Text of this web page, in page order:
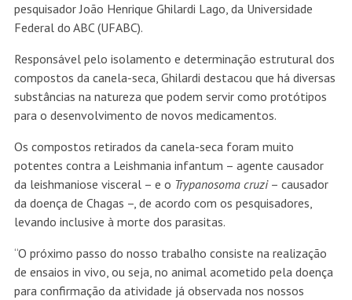
pesquisador João Henrique Ghilardi Lago, da Universidade
Federal do ABC (UFABC).
Responsável pelo isolamento e determinação estrutural dos
compostos da canela-seca, Ghilardi destacou que há diversas
substâncias na natureza que podem servir como protótipos
para o desenvolvimento de novos medicamentos.
Os compostos retirados da canela-seca foram muito
potentes contra a Leishmania infantum – agente causador
da leishmaniose visceral – e o Trypanosoma cruzi– causador
da doença de Chagas –, de acordo com os pesquisadores,
levando inclusive à morte dos parasitas.
“O próximo passo do nosso trabalho consiste na realização
de ensaios in vivo, ou seja, no animal acometido pela doença
para confirmação da atividade já observada nos nossos